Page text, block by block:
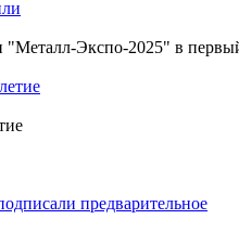
"Металл-Экспо-2025" в